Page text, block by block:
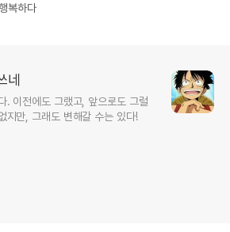
복하다
네
. 이전에도 그랬고, 앞으로도 그럴
지만, 그래도 변해갈 수는 있다!